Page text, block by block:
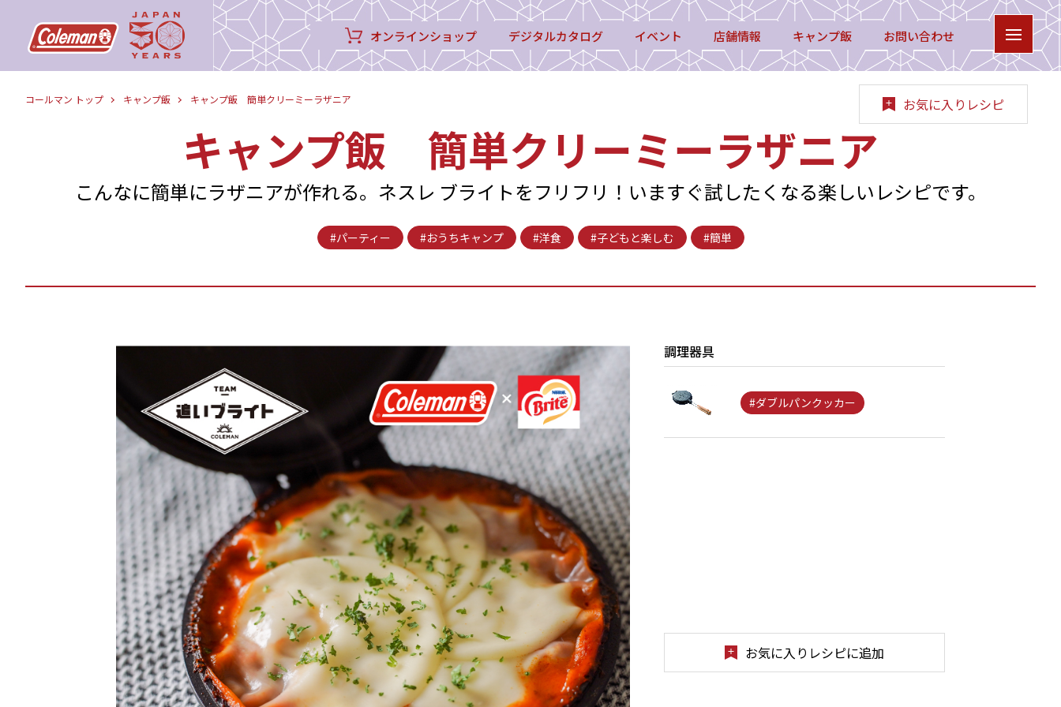
オンラインショップ デジタルカタログ イベント 店舗情報 キャンプ飯 お問い合わせ
コールマン トップ キャンプ飯 キャンプ飯 簡単クリーミーラザニア お気に入りレシピ
キャンプ飯 簡単クリーミーラザニア
こんなに簡単にラザニアが作れる。ネスレ ブライトをフリフリ！いますぐ試したくなる楽しいレシピです。
#パーティー #おうちキャンプ #洋食 #子どもと楽しむ #簡単
調理器具
#ダブルパンクッカー
お気に入りレシピに追加